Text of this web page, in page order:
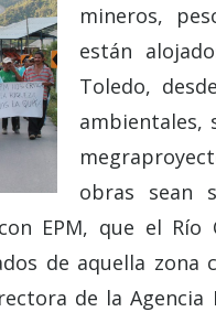
mineros,
están
Toledo,
ambientales,
obras sean
EPM, que el
de aquella
de la